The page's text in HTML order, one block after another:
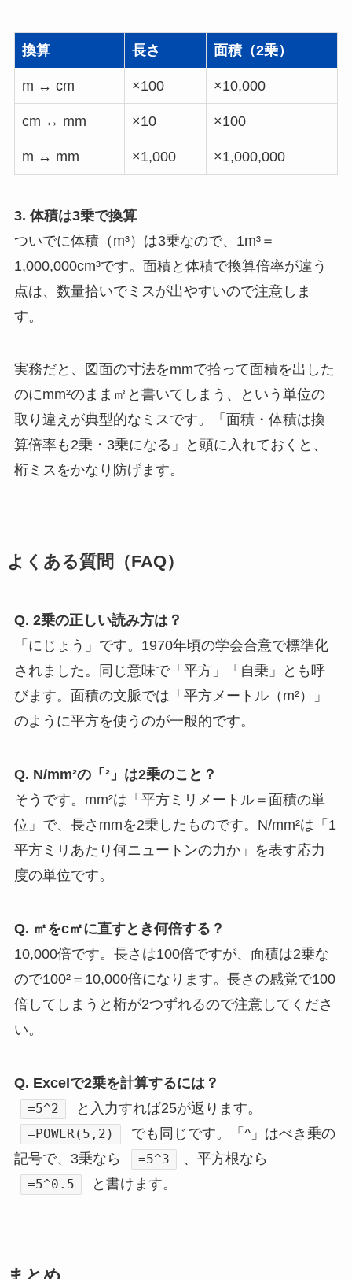
換算 長さ 面積（2乗）
m ↔ cm ×100 ×10,000
cm ↔ mm ×10 ×100
m ↔ mm ×1,000 ×1,000,000
3. 体積は3乗で換算
ついでに体積（m³）は3乗なので、1m³＝
1,000,000cm³です。面積と体積で換算倍率が違う
点は、数量拾いでミスが出やすいので注意しま
す。
実務だと、図面の寸法をmmで拾って面積を出した
のにmm²のまま㎡と書いてしまう、という単位の
取り違えが典型的なミスです。「面積・体積は換
算倍率も2乗・3乗になる」と頭に入れておくと、
桁ミスをかなり防げます。
よくある質問（FAQ）
Q. 2乗の正しい読み方は？
「にじょう」です。1970年頃の学会合意で標準化
されました。同じ意味で「平方」「自乗」とも呼
びます。面積の文脈では「平方メートル（m²）」
のように平方を使うのが一般的です。
Q. N/mm²の「²」は2乗のこと？
そうです。mm²は「平方ミリメートル＝面積の単
位」で、長さmmを2乗したものです。N/mm²は「1
平方ミリあたり何ニュートンの力か」を表す応力
度の単位です。
Q. ㎡をc㎡に直すとき何倍する？
10,000倍です。長さは100倍ですが、面積は2乗な
ので100²＝10,000倍になります。長さの感覚で100
倍してしまうと桁が2つずれるので注意してくださ
い。
Q. Excelで2乗を計算するには？
=5^2 と入力すれば25が返ります。
=POWER(5,2)
でも同じです。「^」はべき乗の
記号で、3乗なら
=5^3 、平方根なら
=5^0.5 と書けます。